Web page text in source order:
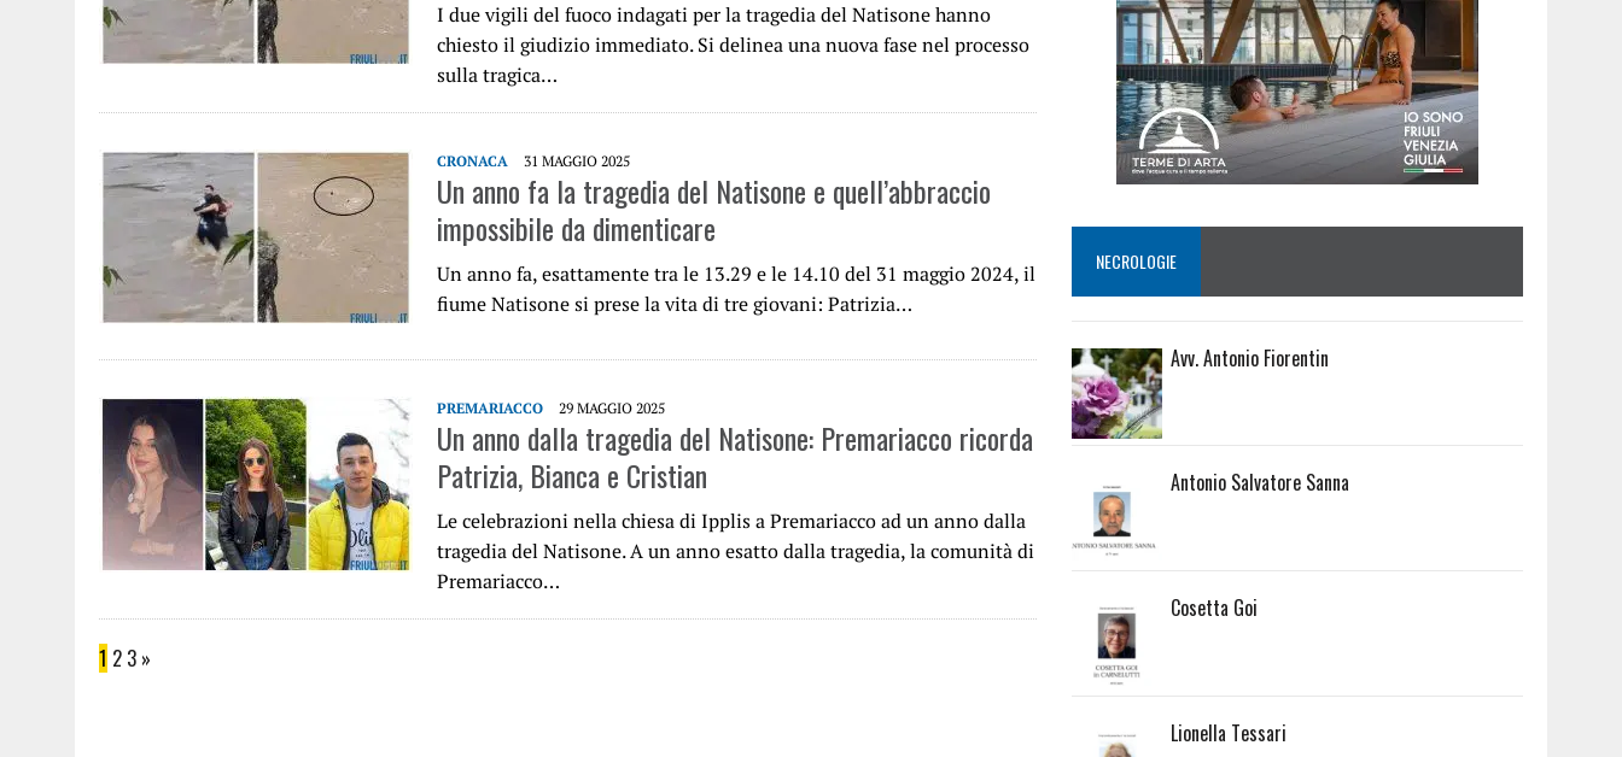
I due vigili del fuoco indagati per la tragedia del Natisone hanno
chiesto il giudizio immediato. Si delinea una nuova fase nel processo
sulla tragica…
CRONACA 31 MAGGIO 2025
Un anno fa la tragedia del Natisone e quell’abbraccio
impossibile da dimenticare
Un anno fa, esattamente tra le 13.29 e le 14.10 del 31 maggio 2024, il
fiume Natisone si prese la vita di tre giovani: Patrizia…
PREMARIACCO 29 MAGGIO 2025
Un anno dalla tragedia del Natisone: Premariacco ricorda
Patrizia, Bianca e Cristian
Le celebrazioni nella chiesa di Ipplis a Premariacco ad un anno dalla
tragedia del Natisone. A un anno esatto dalla tragedia, la comunità di
Premariacco…
1 2 3 »
NECROLOGIE
Avv. Antonio Fiorentin
Antonio Salvatore Sanna
Cosetta Goi
Lionella Tessari